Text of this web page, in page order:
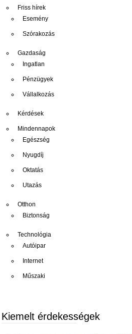
Friss hírek
Esemény
Szórakozás
Gazdaság
Ingatlan
Pénzügyek
Vállalkozás
Kérdések
Mindennapok
Egészség
Nyugdíj
Oktatás
Utazás
Otthon
Biztonság
Technológia
Autóipar
Internet
Műszaki
Kiemelt érdekességek